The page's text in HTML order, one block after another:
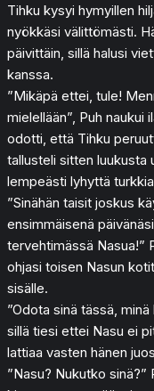
Tihku kysyi hymyillen
nyökkäsi välittömästi.
päivittäin, sillä halusi
kanssa.
”Mikäpä ettei, tule!
mielellään”, Puh
odotti, että Tihku
tallusteli sitten luukusta
lempeästi lyhyttä
”Sinähän taisit joskus
ensimmäisenä
tervehtimässä Nasua!”
ohjasi toisen Nasun
sisälle.
”Odota sinä tässä,
sillä tiesi ettei Nasu ei
lattiaa vasten hänen
”Nasu? Nukutko